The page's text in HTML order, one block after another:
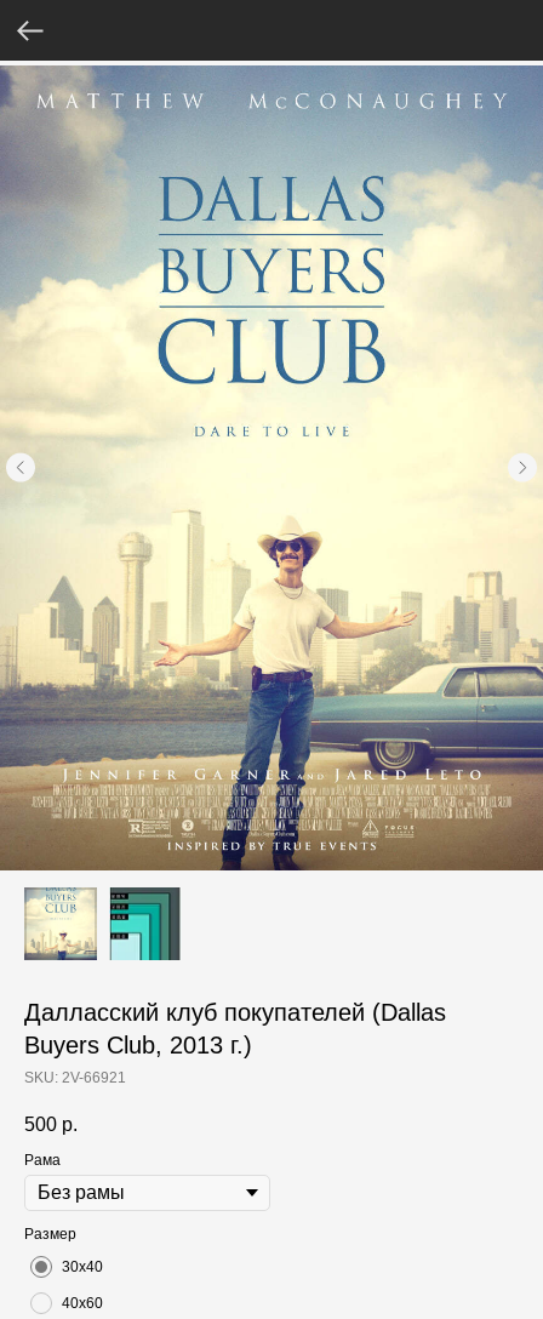
Далласский клуб покупателей (Dallas
Buyers Club, 2013 г.)
SKU: 2V-66921
500 р.
Рама
Размер
30х40
40х60